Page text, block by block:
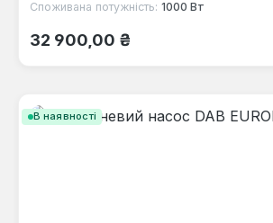
Споживана потужність: 1000 Вт
Звичайна ціна:
32 900,00 ₴
В наявності